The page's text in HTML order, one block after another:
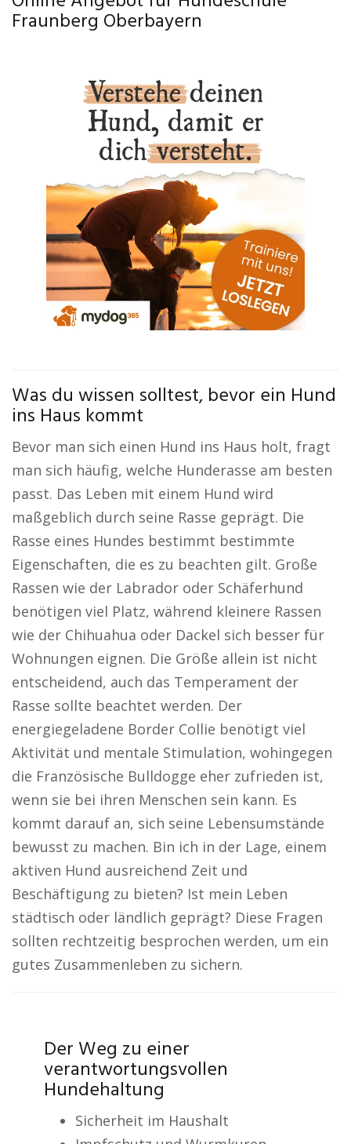
Fraunberg Oberbayern
Was du wissen solltest, bevor ein Hund
ins Haus kommt
Bevor man sich einen Hund ins Haus holt, fragt
man sich häufig, welche Hunderasse am besten
passt. Das Leben mit einem Hund wird
maßgeblich durch seine Rasse geprägt. Die
Rasse eines Hundes bestimmt bestimmte
Eigenschaften, die es zu beachten gilt. Große
Rassen wie der Labrador oder Schäferhund
benötigen viel Platz, während kleinere Rassen
wie der Chihuahua oder Dackel sich besser für
Wohnungen eignen. Die Größe allein ist nicht
entscheidend, auch das Temperament der
Rasse sollte beachtet werden. Der
energiegeladene Border Collie benötigt viel
Aktivität und mentale Stimulation, wohingegen
die Französische Bulldogge eher zufrieden ist,
wenn sie bei ihren Menschen sein kann. Es
kommt darauf an, sich seine Lebensumstände
bewusst zu machen. Bin ich in der Lage, einem
aktiven Hund ausreichend Zeit und
Beschäftigung zu bieten? Ist mein Leben
städtisch oder ländlich geprägt? Diese Fragen
sollten rechtzeitig besprochen werden, um ein
gutes Zusammenleben zu sichern.
Der Weg zu einer
verantwortungsvollen
Hundehaltung
Sicherheit im Haushalt